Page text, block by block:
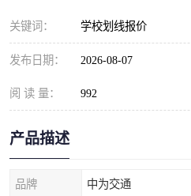
关键词： 学校划线报价
发布日期： 2026-08-07
阅 读 量： 992
产品描述
品牌 中为交通